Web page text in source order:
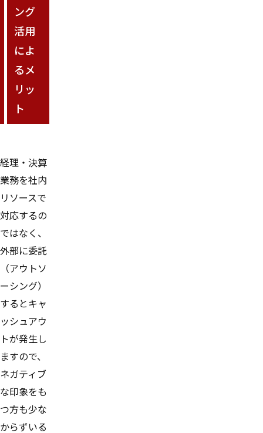
ング
活用
によ
るメ
リッ
ト
経理・決算
業務を社内
リソースで
対応するの
ではなく、
外部に委託
（アウトソ
ーシング）
するとキャ
ッシュアウ
トが発生し
ますので、
ネガティブ
な印象をも
つ方も少な
からずいる